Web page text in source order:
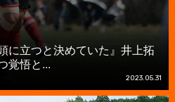
に立つと決めていた』井上拓
覚悟と...
2023.05.31